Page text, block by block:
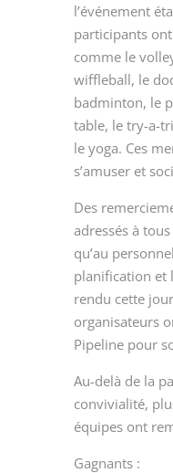
l’événement
participants
comme le
wiffleball, le
badminton, le
table, le try-a-
le yoga. Ces
s’amuser et
Des
adressés à
qu’au
planification et
rendu cette
organisateurs
Pipeline pour
Au-delà de la
convivialité,
équipes ont
Gagnants :